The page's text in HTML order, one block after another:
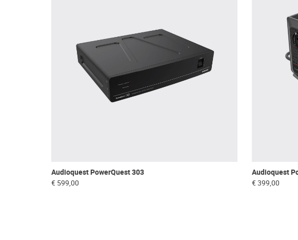
Audioquest PowerQuest 303
€ 599,00
Audioquest
€ 399,00